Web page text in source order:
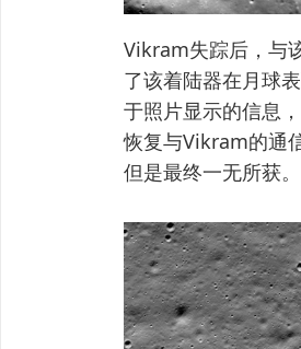
Vikram失踪后，与
了该着陆器在月球
于照片显示的信息
恢复与Vikram的通
但是最终一无所获。